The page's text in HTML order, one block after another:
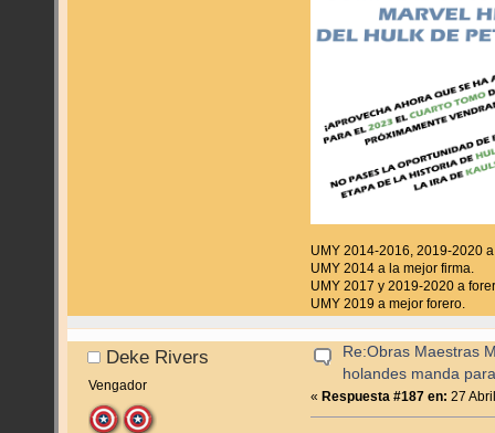
UMY 2014-2016, 2019-2020
UMY 2014 a la mejor firma.
UMY 2017 y 2019-2020 a
UMY 2019 a mejor forero.
Deke Rivers
Vengador
Re:Obras Maestras
holandes manda
« Respuesta #187 en: 27